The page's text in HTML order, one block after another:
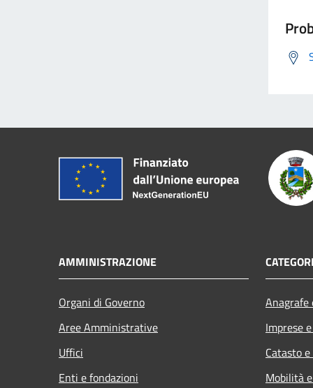
AMMINISTRAZIONE
Organi di Governo
Aree Amministrative
Uffici
Enti e fondazioni
Imprese
Catasto
Mobilità